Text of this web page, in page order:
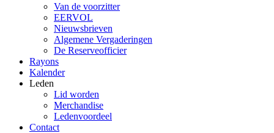
Van de voorzitter
EERVOL
Nieuwsbrieven
Algemene Vergaderingen
De Reserveofficier
Rayons
Kalender
Leden
Lid worden
Merchandise
Ledenvoordeel
Contact